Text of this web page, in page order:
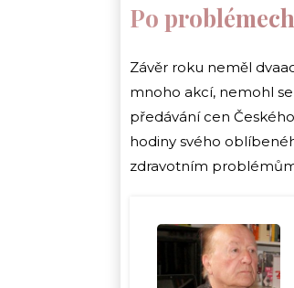
Po
Závěr roku neměl
mnoho akcí, nemohl
předávání cen
hodiny svého
zdravotním